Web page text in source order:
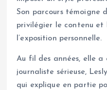
Son parcours témoigne
privilégier le contenu
l’exposition personnelle.
Au fil des années, elle
journaliste sérieuse,
qui explique en partie